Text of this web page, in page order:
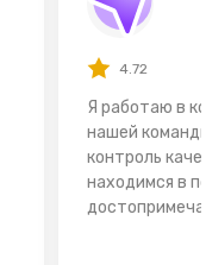
4.72
Я работаю в
нашей
контроль
находимся в